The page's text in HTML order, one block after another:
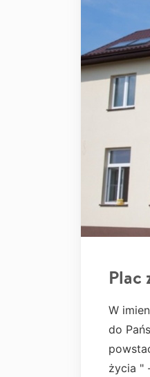
Plac
W
do
życia "